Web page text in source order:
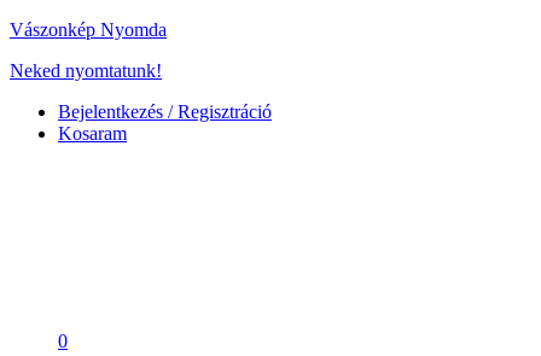
Vászonkép Nyomda
Neked nyomtatunk!
Bejelentkezés / Regisztráció
Kosaram
0